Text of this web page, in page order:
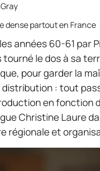
dense partout en France
années 60-61 par
le dos à sa
pour garder la
: tout
en fonction
Christine Laure
régionale et